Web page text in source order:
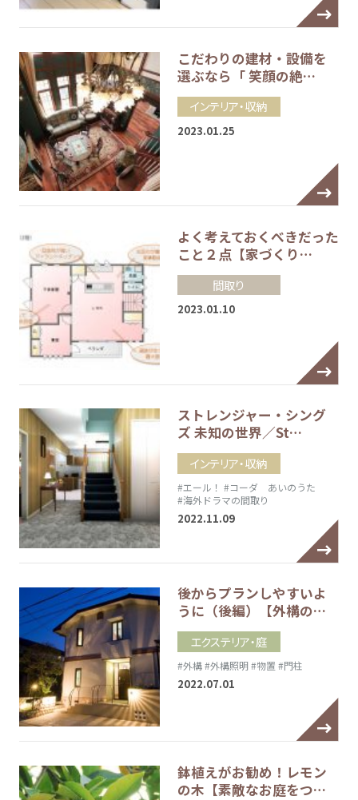
こだわりの建材・設備を
選ぶなら「 笑顔の絶…
インテリア・収納
2023.01.25
よく考えておくべきだった
こと２点【家づくり…
間取り
2023.01.10
ストレンジャー・シング
ズ 未知の世界／St…
インテリア・収納
#エール！ #コーダ あいのうた
#海外ドラマの間取り
2022.11.09
後からプランしやすいよ
うに（後編）【外構の…
エクステリア・庭
#外構#外構照明 #物置 #門柱
2022.07.01
鉢植えがお勧め！レモン
の木【素敵なお庭をつ…